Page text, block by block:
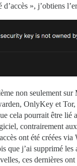
», j’obtiens
non seulement sur
OnlyKey et
cela pourrait être lié
contrairement
ont été créées
que j’ai supprimé les
ces dernières